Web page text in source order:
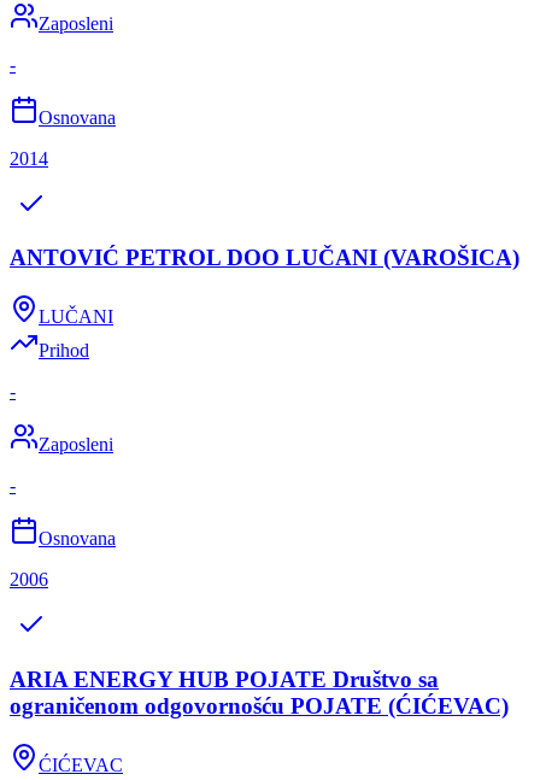
Zaposleni
-
Osnovana
2014
ANTOVIĆ PETROL DOO LUČANI (VAROŠICA)
LUČANI
Prihod
-
Zaposleni
-
Osnovana
2006
ARIA ENERGY HUB POJATE Društvo sa
ograničenom odgovornošću POJATE (ĆIĆEVAC)
ĆIĆEVAC